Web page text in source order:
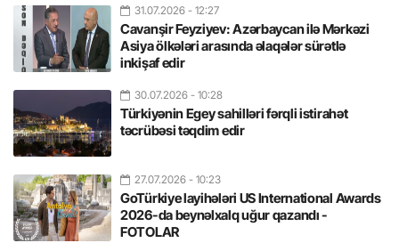
31.07.2026 - 12:27
Cavanşir Feyziyev: Azərbaycan ilə Mərkəzi
Asiya ölkələri arasında əlaqələr sürətlə
inkişaf edir
30.07.2026 - 10:28
Türkiyənin Egey sahilləri fərqli istirahət
təcrübəsi təqdim edir
27.07.2026 - 10:23
GoTürkiye layihələri US International Awards
2026-da beynəlxalq uğur qazandı -
FOTOLAR